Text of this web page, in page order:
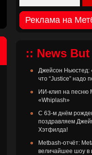
Реклама на
:: News But
Джейсон Ньюстед:
что “Justice” надо
ИИ-клип на песню
«Whiplash»
С 63-м днём
поздравляем
Хэтфилда!
Metbash-отчёт:
величайшее шоу в